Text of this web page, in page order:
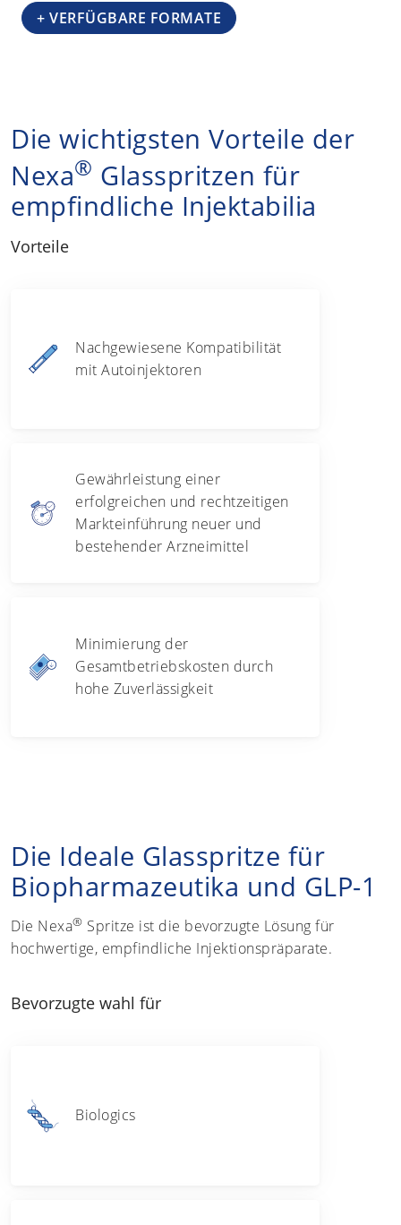
+ VERFÜGBARE FORMATE
Die wichtigsten Vorteile der
Nexa® Glasspritzen für
empfindliche Injektabilia
Vorteile
Nachgewiesene Kompatibilität
mit Autoinjektoren
Gewährleistung einer
erfolgreichen und rechtzeitigen
Markteinführung neuer und
bestehender Arzneimittel
Minimierung der
Gesamtbetriebskosten durch
hohe Zuverlässigkeit
Die Ideale Glasspritze für
Biopharmazeutika und GLP-1
Die Nexa® Spritze ist die bevorzugte Lösung für
hochwertige, empfindliche Injektionspräparate.
Bevorzugte wahl für
Biologics